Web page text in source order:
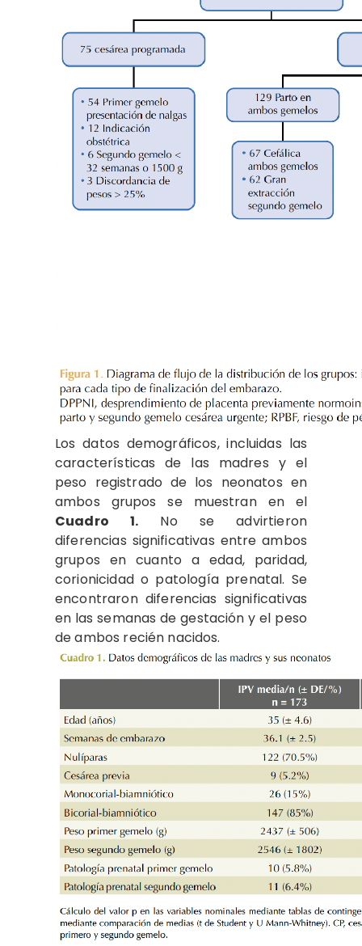
Los datos demográficos, incluidas las
características de las madres y el
peso registrado de los neonatos en
ambos grupos se muestran en el
Cuadro 1. No se advirtieron
diferencias significativas entre ambos
grupos en cuanto a edad, paridad,
corionicidad o patología prenatal. Se
encontraron diferencias significativas
en las semanas de gestación y el peso
de ambos recién nacidos.